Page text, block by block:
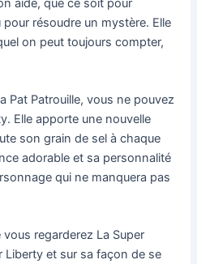
aide, que ce soit pour
résoudre un mystère. Elle
on peut toujours compter,
Pat Patrouille, vous ne pouvez
Elle apporte une nouvelle
son grain de sel à chaque
adorable et sa personnalité
qui ne manquera pas
regarderez La Super
et sur sa façon de se